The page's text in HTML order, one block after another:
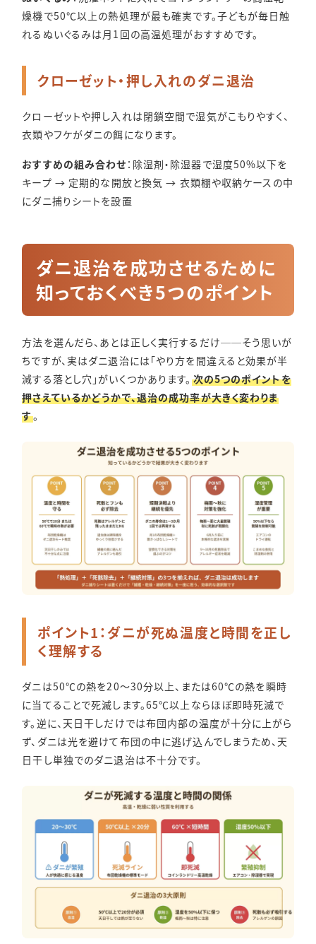
燥機で50℃以上の熱処理が最も確実です。子どもが毎日触
れるぬいぐるみは月1回の高温処理がおすすめです。
クローゼット・押し入れのダニ退治
クローゼットや押し入れは閉鎖空間で湿気がこもりやすく、
衣類やフケがダニの餌になります。
おすすめの組み合わせ ：除湿剤・除湿器で湿度50%以下を
キープ → 定期的な開放と換気 → 衣類棚や収納ケースの中
にダニ捕りシートを設置
ダニ退治を成功させるために
知っておくべき5つのポイント
方法を選んだら、あとは正しく実行するだけ──そう思いが
ちですが、実はダニ退治には「やり方を間違えると効果が半
減する落とし穴」がいくつかあります。 次の5つのポイントを
押さえているかどうかで、退治の成功率が大きく変わりま
す。
ポイント1：ダニが死ぬ温度と時間を正し
く理解する
ダニは50℃の熱を20〜30分以上、または60℃の熱を瞬時
に当てることで死滅します。65℃以上ならほぼ即時死滅で
す。逆に、天日干しだけでは布団内部の温度が十分に上がら
ず、ダニは光を避けて布団の中に逃げ込んでしまうため、天
日干し単独でのダニ退治は不十分です。